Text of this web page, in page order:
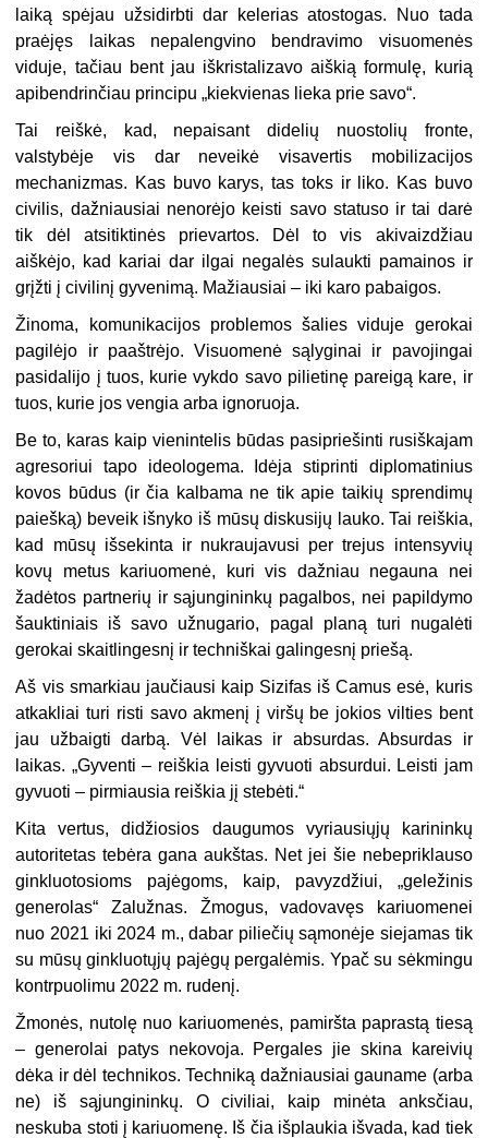
laiką spėjau užsidirbti dar kelerias atostogas. Nuo tada
praėjęs laikas nepalengvino bendravimo visuomenės
viduje, tačiau bent jau iškristalizavo aiškią formulę, kurią
apibendrinčiau principu „kiekvienas lieka prie savo“.
Tai reiškė, kad, nepaisant didelių nuostolių fronte,
valstybėje vis dar neveikė visavertis mobilizacijos
mechanizmas. Kas buvo karys, tas toks ir liko. Kas buvo
civilis, dažniausiai nenorėjo keisti savo statuso ir tai darė
tik dėl atsitiktinės prievartos. Dėl to vis akivaizdžiau
aiškėjo, kad kariai dar ilgai negalės sulaukti pamainos ir
grįžti į civilinį gyvenimą. Mažiausiai – iki karo pabaigos.
Žinoma, komunikacijos problemos šalies viduje gerokai
pagilėjo ir paaštrėjo. Visuomenė sąlyginai ir pavojingai
pasidalijo į tuos, kurie vykdo savo pilietinę pareigą kare, ir
tuos, kurie jos vengia arba ignoruoja.
Be to, karas kaip vienintelis būdas pasipriešinti rusiškajam
agresoriui tapo ideologema. Idėja stiprinti diplomatinius
kovos būdus (ir čia kalbama ne tik apie taikių sprendimų
paiešką) beveik išnyko iš mūsų diskusijų lauko. Tai reiškia,
kad mūsų išsekinta ir nukraujavusi per trejus intensyvių
kovų metus kariuomenė, kuri vis dažniau negauna nei
žadėtos partnerių ir sąjungininkų pagalbos, nei papildymo
šauktiniais iš savo užnugario, pagal planą turi nugalėti
gerokai skaitlingesnį ir techniškai galingesnį priešą.
Aš vis smarkiau jaučiausi kaip Sizifas iš Camus esė, kuris
atkakliai turi risti savo akmenį į viršų be jokios vilties bent
jau užbaigti darbą. Vėl laikas ir absurdas. Absurdas ir
laikas. „Gyventi – reiškia leisti gyvuoti absurdui. Leisti jam
gyvuoti – pirmiausia reiškia jį stebėti.“
Kita vertus, didžiosios daugumos vyriausiųjų karininkų
autoritetas tebėra gana aukštas. Net jei šie nebepriklauso
ginkluotosioms pajėgoms, kaip, pavyzdžiui, „geležinis
generolas“ Zalužnas. Žmogus, vadovavęs kariuomenei
nuo 2021 iki 2024 m., dabar piliečių sąmonėje siejamas tik
su mūsų ginkluotųjų pajėgų pergalėmis. Ypač su sėkmingu
kontrpuolimu 2022 m. rudenį.
Žmonės, nutolę nuo kariuomenės, pamiršta paprastą tiesą
– generolai patys nekovoja. Pergales jie skina kareivių
dėka ir dėl technikos. Techniką dažniausiai gauname (arba
ne) iš sąjungininkų. O civiliai, kaip minėta anksčiau,
neskuba stoti į kariuomenę. Iš čia išplaukia išvada, kad tiek